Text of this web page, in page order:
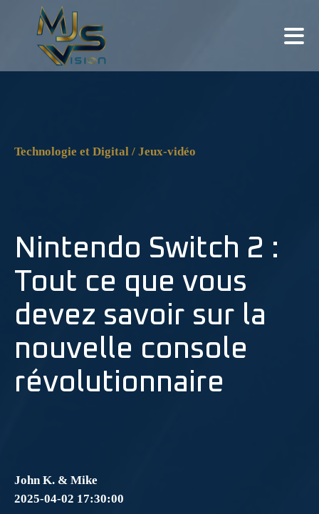
Technologie et Digital / Jeux-vidéo
Nintendo Switch 2 :
Tout ce que vous
devez savoir sur la
nouvelle console
révolutionnaire
John K. & Mike
2025-04-02 17:30:00